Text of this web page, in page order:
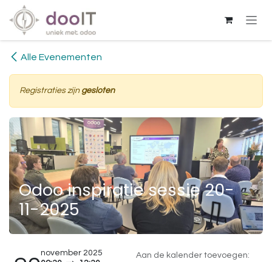
Overslaan naar inhoud
Alle Evenementen
Registraties zijn gesloten
Odoo inspiratie sessie 20-
11-2025
november 2025
Aan de kalender toevoegen: